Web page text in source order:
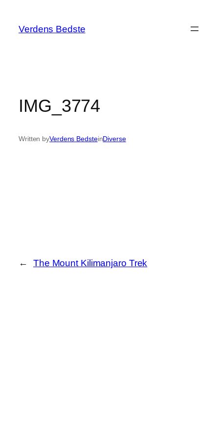
indhold
Verdens Bedste
IMG_3774
Written byVerdens BedsteinDiverse
← The Mount Kilimanjaro Trek